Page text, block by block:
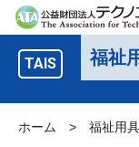
TAIS 福祉
ホーム > 福祉用